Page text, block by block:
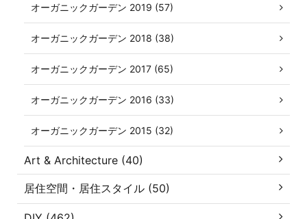
オーガニックガーデン 2019 (57)
オーガニックガーデン 2018 (38)
オーガニックガーデン 2017 (65)
オーガニックガーデン 2016 (33)
オーガニックガーデン 2015 (32)
Art & Architecture (40)
居住空間・居住スタイル (50)